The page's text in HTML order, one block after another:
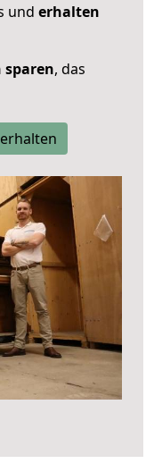
und erhalten
sparen, das